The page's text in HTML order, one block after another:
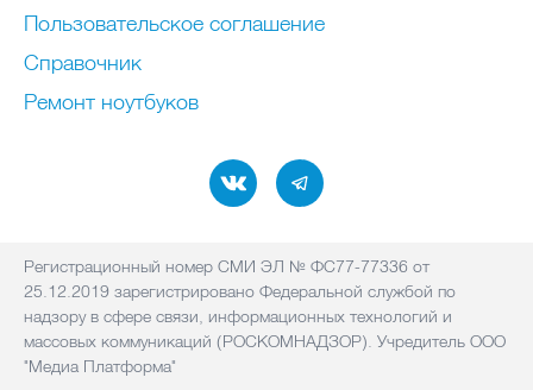
Пользовательское соглашение
Справочник
Ремонт нoутбуков
Регистрационный номер СМИ ЭЛ № ФС77-77336 от
25.12.2019 зарегистрировано Федеральной службой по
надзору в сфере связи, информационных технологий и
массовых коммуникаций (РОСКОМНАДЗОР). Учредитель ООО
"Медиа Платформа"